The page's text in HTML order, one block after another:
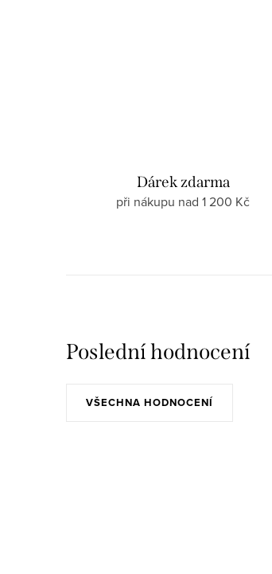
Dárek zdarma
při nákupu nad 1 200 Kč
Poslední hodnocení
VŠECHNA HODNOCENÍ